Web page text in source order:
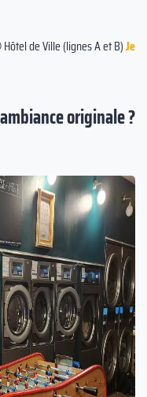
de Ville (lignes A et B)Je
originale ?